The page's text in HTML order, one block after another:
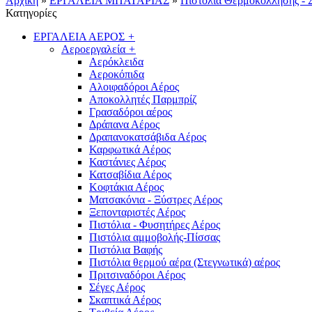
Κατηγορίες
ΕΡΓΑΛΕΙΑ ΑΕΡΟΣ +
Αεροεργαλεία +
Αερόκλειδα
Αεροκόπιδα
Αλοιφαδόροι Αέρος
Αποκολλητές Παρμπρίζ
Γρασαδόροι αέρος
Δράπανα Αέρος
Δραπανοκατσάβιδα Αέρος
Καρφωτικά Αέρος
Καστάνιες Αέρος
Κατσαβίδια Αέρος
Κοφτάκια Αέρος
Ματσακόνια - Ξύστρες Αέρος
Ξεπονταριστές Αέρος
Πιστόλια - Φυσητήρες Αέρος
Πιστόλια αμμοβολής-Πίσσας
Πιστόλια Βαφής
Πιστόλια θερμού αέρα (Στεγνωτικά) αέρος
Πριτσιναδόροι Αέρος
Σέγες Αέρος
Σκαπτικά Αέρος